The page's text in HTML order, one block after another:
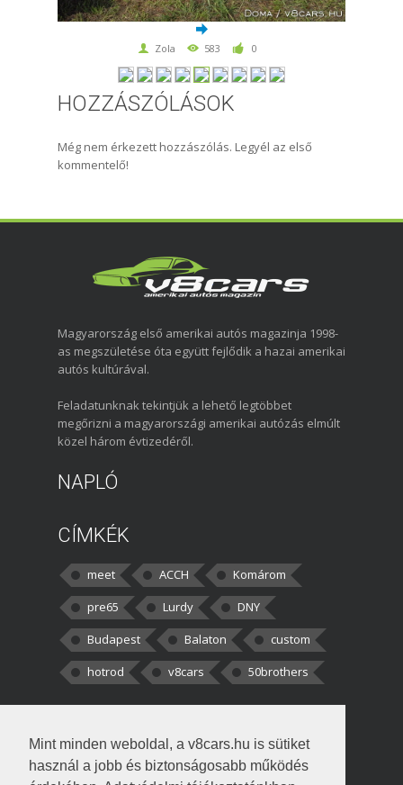
Mint minden weboldal, a v8cars.hu is sütiket
használ a jobb és biztonságosabb működés
Zola 583 0
HOZZÁSZÓLÁSOK
Még nem érkezett hozzászólás. Legyél az első
kommentelő!
Magyarország első amerikai autós magazinja 1998-
as megszületése óta együtt fejlődik a hazai amerikai
autós kultúrával.
Feladatunknak tekintjük a lehető legtöbbet
megőrizni a magyarországi amerikai autózás elmúlt
közel három évtizedéről.
NAPLÓ
CÍMKÉK
meet ACCH
Komárom
pre65
Lurdy
DNY
Budapest
Balaton
custom
hotrod
v8cars 50brothers
kortisz:Elszúrtam! Én csak két
darabbaal számoltam. Nem tudtam, hogy fél autót,